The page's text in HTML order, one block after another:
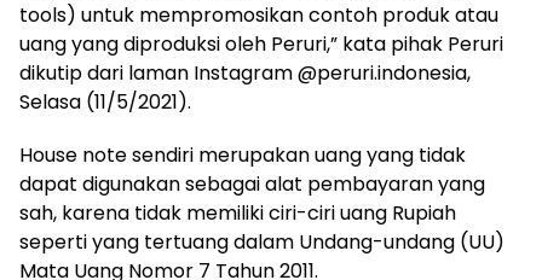
tools) untuk mempromosikan contoh produk atau
uang yang diproduksi oleh Peruri,” kata pihak Peruri
dikutip dari laman Instagram @peruri.indonesia,
Selasa (11/5/2021).
House note sendiri merupakan uang yang tidak
dapat digunakan sebagai alat pembayaran yang
sah, karena tidak memiliki ciri-ciri uang Rupiah
seperti yang tertuang dalam Undang-undang (UU)
Mata Uang Nomor 7 Tahun 2011.